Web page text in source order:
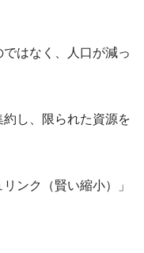
はなく、人口が減っ
し、限られた資源を
ンク（賢い縮小）」